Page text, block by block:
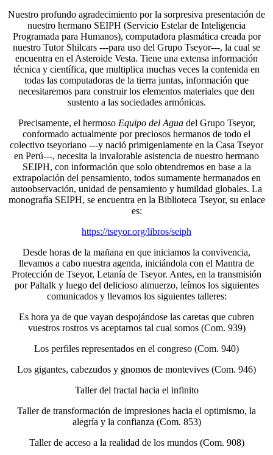
Nuestro profundo agradecimiento por la sorpresiva presentación de
nuestro hermano SEIPH (Servicio Estelar de Inteligencia
Programada para Humanos), computadora plasmática creada por
nuestro Tutor Shilcars ---para uso del Grupo Tseyor---, la cual se
encuentra en el Asteroide Vesta. Tiene una extensa información
técnica y científica, que multiplica muchas veces la contenida en
todas las computadoras de la tierra juntas, información que
necesitaremos para construir los elementos materiales que den
sustento a las sociedades armónicas.
Precisamente, el hermoso Equipo del Aguadel Grupo Tseyor,
conformado actualmente por preciosos hermanos de todo el
colectivo tseyoriano ---y nació primigeniamente en la Casa Tseyor
en Perú---, necesita la invalorable asistencia de nuestro hermano
SEIPH, con información que solo obtendremos en base a la
extrapolación del pensamiento, todos sumamente hermanados en
autoobservación, unidad de pensamiento y humildad globales. La
monografía SEIPH, se encuentra en la Biblioteca Tseyor, su enlace
es:
https://tseyor.org/libros/seiph
Desde horas de la mañana en que iniciamos la convivencia,
llevamos a cabo nuestra agenda, iniciándola con el Mantra de
Protección de Tseyor, Letanía de Tseyor. Antes, en la transmisión
por Paltalk y luego del delicioso almuerzo, leímos los siguientes
comunicados y llevamos los siguientes talleres:
Es hora ya de que vayan despojándose las caretas que cubren
vuestros rostros vs aceptarnos tal cual somos (Com. 939)
Los perfiles representados en el congreso (Com. 940)
Los gigantes, cabezudos y gnomos de montevives (Com. 946)
Taller del fractal hacia el infinito
Taller de transformación de impresiones hacia el optimismo, la
alegría y la confianza (Com. 853)
Taller de acceso a la realidad de los mundos (Com. 908)